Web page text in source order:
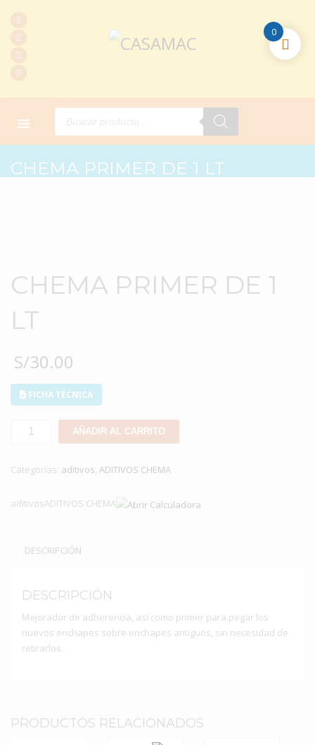
Products
CHEMA PRIMER DE 1 LT
CHEMA PRIMER DE 1
LT
S/30.00
FICHA TÉCNICA
CHEMA
1
cantidad
AÑADIR AL CARRITO
Categorías: aditivos, ADITIVOS CHEMA
aditivosADITIVOS CHEMA
DESCRIPCIÓN
DESCRIPCIÓN
Mejorador de adherencia, así como primer para pegar los
nuevos enchapes sobre enchapes antiguos, sin necesidad de
retirarlos.
PRODUCTOS RELACIONADOS
0